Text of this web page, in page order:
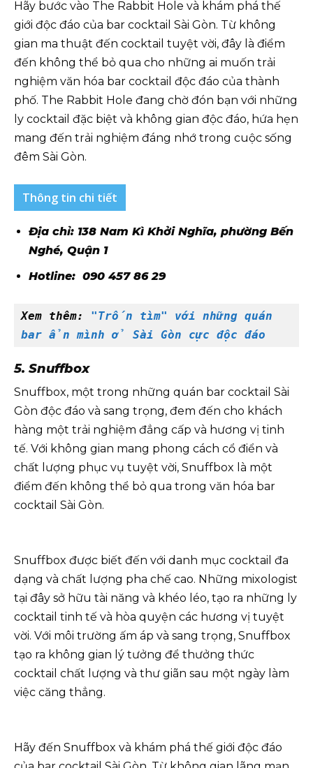
Hãy bước vào The Rabbit Hole và khám phá thế
giới độc đáo của bar cocktail Sài Gòn. Từ không
gian ma thuật đến cocktail tuyệt vời, đây là điểm
đến không thể bỏ qua cho những ai muốn trải
nghiệm văn hóa bar cocktail độc đáo của thành
phố. The Rabbit Hole đang chờ đón bạn với những
ly cocktail đặc biệt và không gian độc đáo, hứa hẹn
mang đến trải nghiệm đáng nhớ trong cuộc sống
đêm Sài Gòn.
Thông tin chi tiết
Địa chỉ: 138 Nam Kì Khởi Nghĩa, phường Bến
Nghé, Quận 1
Hotline: 090 457 86 29
Xem thêm: "Trốn tìm" với những quán
bar ẩn mình ở Sài Gòn cực độc đáo
5. Snuffbox
Snuffbox, một trong những quán bar cocktail Sài
Gòn độc đáo và sang trọng, đem đến cho khách
hàng một trải nghiệm đẳng cấp và hương vị tinh
tế. Với không gian mang phong cách cổ điển và
chất lượng phục vụ tuyệt vời, Snuffbox là một
điểm đến không thể bỏ qua trong văn hóa bar
cocktail Sài Gòn.
Snuffbox được biết đến với danh mục cocktail đa
dạng và chất lượng pha chế cao. Những mixologist
tại đây sở hữu tài năng và khéo léo, tạo ra những ly
cocktail tinh tế và hòa quyện các hương vị tuyệt
vời. Với môi trường ấm áp và sang trọng, Snuffbox
tạo ra không gian lý tưởng để thưởng thức
cocktail chất lượng và thư giãn sau một ngày làm
việc căng thẳng.
Hãy đến Snuffbox và khám phá thế giới độc đáo